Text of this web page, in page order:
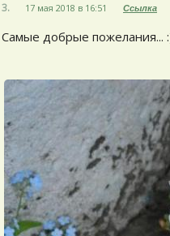
3. 17 мая 2018 в 16:51 Ссылка
Самые добрые пожелания...